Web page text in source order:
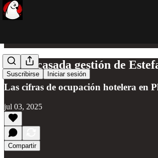
Suscribirse Iniciar sesión
La fracasada gestión de
Las cifras de ocupación hotelera en
jul 03, 2025
Compartir